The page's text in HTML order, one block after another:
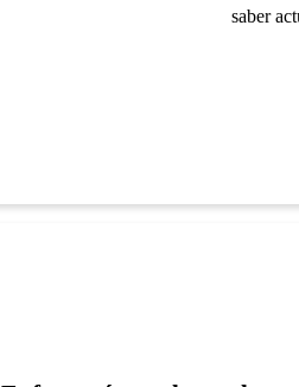
saber